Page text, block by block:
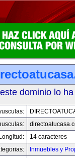
dominio lo
Longitud:
14 caracteres
Inmuebles y